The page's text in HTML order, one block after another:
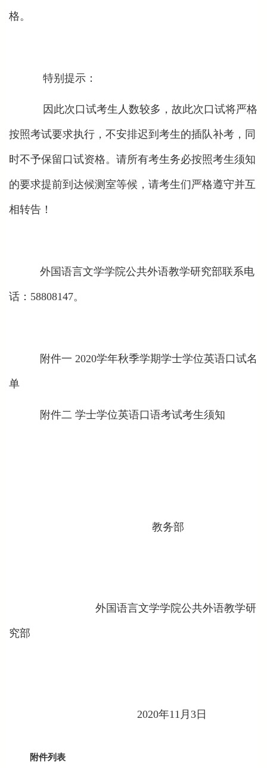
格。
特别提示：
因此次口试考生人数较多，故此次口试将严格
按照考试要求执行，不安排迟到考生的插队补考，同
时不予保留口试资格。请所有考生务必按照考生须知
的要求提前到达候测室等候，请考生们严格遵守并互
相转告！
外国语言文学学院公共外语教学研究部联系电
话：58808147。
附件一 2020学年秋季学期学士学位英语口试名
单
附件二 学士学位英语口语考试考生须知
教务部
外国语言文学学院公共外语教学研
究部
2020年11月3日
附件列表